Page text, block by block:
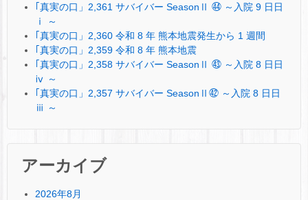
｢真実の口」2,361 サバイバー SeasonⅡ ㊹ ～入院 9 日日
ⅰ ～
｢真実の口」2,360 令和 8 年 熊本地震発生から 1 週間
｢真実の口」2,359 令和 8 年 熊本地震
｢真実の口」2,358 サバイバー SeasonⅡ ㊸ ～入院 8 日日
ⅳ ～
｢真実の口」2,357 サバイバー SeasonⅡ㊷ ～入院 8 日日
ⅲ ～
アーカイブ
2026年8月